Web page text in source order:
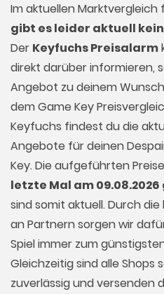
Im aktuellen Marktvergleich
gibt es leider aktuell
Der Keyfuchs Preisalarm
direkt darüber informieren,
Angebot zu deinem
dem Game Key
Keyfuchs findest du die
Angebote für deinen
Key. Die aufgeführten
letzte Mal am
sind somit aktuell. Durch
an Partnern sorgen wir
Spiel immer zum
Gleichzeitig sind alle Shops
zuverlässig und versenden